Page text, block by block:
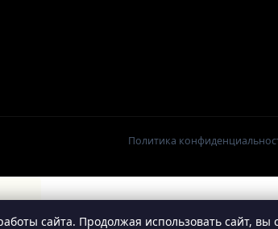
Политика
сайта. Продолжая использовать сайт, вы